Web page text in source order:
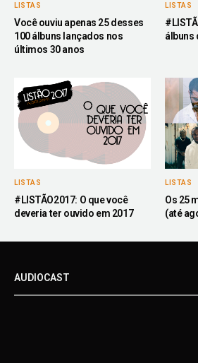
LISTAS
Você ouviu apenas 25 desses
100 álbuns lançados nos
últimos 30 anos
LISTAS
álbuns
LISTAS
#LISTÃO2017: O que você
deveria ter ouvido em 2017
LISTAS
Os 25
(até
AUDIOCAST